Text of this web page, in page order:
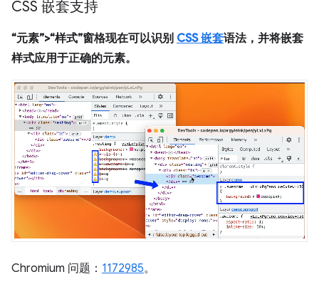
CSS 嵌套支持
“元素”>“样式”窗格现在可以识别 CSS 嵌套语法，并将嵌套
样式应用于正确的元素。
Chromium 问题： 1172985。